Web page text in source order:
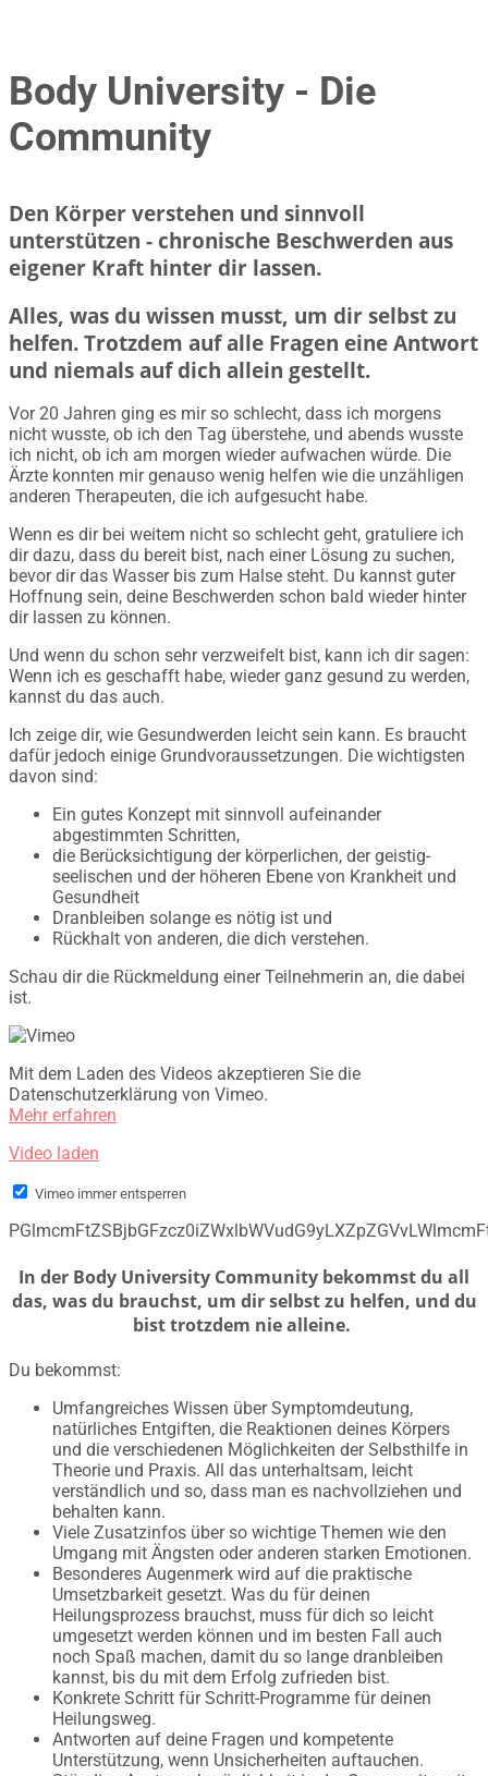
Body University - Die
Community
Den Körper verstehen und sinnvoll
unterstützen - chronische Beschwerden aus
eigener Kraft hinter dir lassen.
Alles, was du wissen musst, um dir selbst zu
helfen. Trotzdem auf alle Fragen eine Antwort
und niemals auf dich allein gestellt.
Vor 20 Jahren ging es mir so schlecht, dass ich morgens
nicht wusste, ob ich den Tag überstehe, und abends wusste
ich nicht, ob ich am morgen wieder aufwachen würde. Die
Ärzte konnten mir genauso wenig helfen wie die unzähligen
anderen Therapeuten, die ich aufgesucht habe.
Wenn es dir bei weitem nicht so schlecht geht, gratuliere ich
dir dazu, dass du bereit bist, nach einer Lösung zu suchen,
bevor dir das Wasser bis zum Halse steht. Du kannst guter
Hoffnung sein, deine Beschwerden schon bald wieder hinter
dir lassen zu können.
Und wenn du schon sehr verzweifelt bist, kann ich dir sagen:
Wenn ich es geschafft habe, wieder ganz gesund zu werden,
kannst du das auch.
Ich zeige dir, wie Gesundwerden leicht sein kann. Es braucht
dafür jedoch einige Grundvoraussetzungen. Die wichtigsten
davon sind:
Ein gutes Konzept mit sinnvoll aufeinander
abgestimmten Schritten,
die Berücksichtigung der körperlichen, der geistig-
seelischen und der höheren Ebene von Krankheit und
Gesundheit
Dranbleiben solange es nötig ist und
Rückhalt von anderen, die dich verstehen.
Schau dir die Rückmeldung einer Teilnehmerin an, die dabei
ist.
Mit dem Laden des Videos akzeptieren Sie die
Datenschutzerklärung von Vimeo.
Mehr erfahren
Video laden
Vimeo immer entsperren
In der Body University Community bekommst du all
das, was du brauchst, um dir selbst zu helfen, und du
bist trotzdem nie alleine.
Du bekommst:
Umfangreiches Wissen über Symptomdeutung,
natürliches Entgiften, die Reaktionen deines Körpers
und die verschiedenen Möglichkeiten der Selbsthilfe in
Theorie und Praxis. All das unterhaltsam, leicht
verständlich und so, dass man es nachvollziehen und
behalten kann.
Viele Zusatzinfos über so wichtige Themen wie den
Umgang mit Ängsten oder anderen starken Emotionen.
Besonderes Augenmerk wird auf die praktische
Umsetzbarkeit gesetzt. Was du für deinen
Heilungsprozess brauchst, muss für dich so leicht
umgesetzt werden können und im besten Fall auch
noch Spaß machen, damit du so lange dranbleiben
kannst, bis du mit dem Erfolg zufrieden bist.
Konkrete Schritt für Schritt-Programme für deinen
Heilungsweg.
Antworten auf deine Fragen und kompetente
Unterstützung, wenn Unsicherheiten auftauchen.